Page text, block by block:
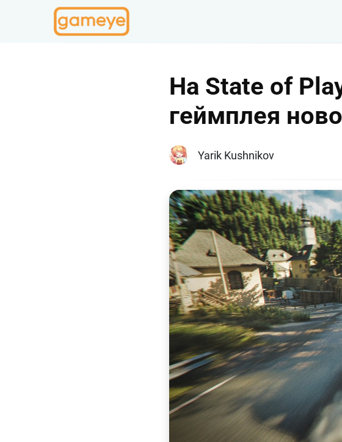
На State of
геймплея
Yarik Kushnikov